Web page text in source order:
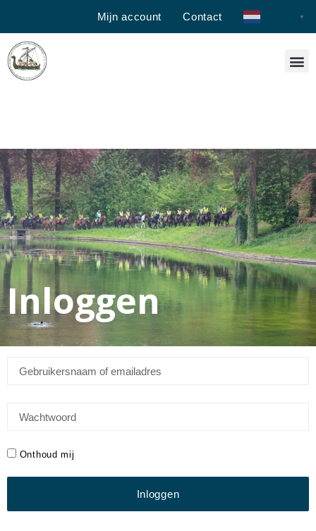
Mijn account Contact ▼
Inloggen
Onthoud mij
Inloggen